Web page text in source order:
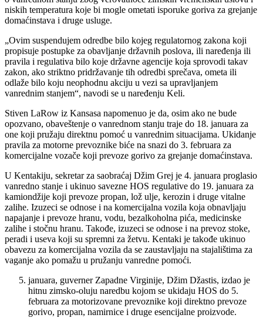
niskih temperatura koje bi mogle ometati isporuke goriva za grejanje
domaćinstava i druge usluge.
„Ovim suspendujem odredbe bilo kojeg regulatornog zakona koji
propisuje postupke za obavljanje državnih poslova, ili naređenja ili
pravila i regulativa bilo koje državne agencije koja sprovodi takav
zakon, ako striktno pridržavanje tih odredbi sprečava, ometa ili
odlaže bilo koju neophodnu akciju u vezi sa upravljanjem
vanrednim stanjem“, navodi se u naređenju Keli.
Stiven LaRow iz Kansasa napomenuo je da, osim ako ne bude
opozvano, obaveštenje o vanrednom stanju traje do 18. januara za
one koji pružaju direktnu pomoć u vanrednim situacijama. Ukidanje
pravila za motorne prevoznike biće na snazi do 3. februara za
komercijalne vozače koji prevoze gorivo za grejanje domaćinstava.
U Kentakiju, sekretar za saobraćaj Džim Grej je 4. januara proglasio
vanredno stanje i ukinuo savezne HOS regulative do 19. januara za
kamiondžije koji prevoze propan, lož ulje, kerozin i druge vitalne
zalihe. Izuzeci se odnose i na komercijalna vozila koja obnavljaju
napajanje i prevoze hranu, vodu, bezalkoholna pića, medicinske
zalihe i stočnu hranu. Takođe, izuzeci se odnose i na prevoz stoke,
peradi i useva koji su spremni za žetvu. Kentaki je takođe ukinuo
obavezu za komercijalna vozila da se zaustavljaju na stajalištima za
vaganje ako pomažu u pružanju vanredne pomoći.
januara, guverner Zapadne Virginije, Džim Džastis, izdao je
hitnu zimsko-oluju naredbu kojom se ukidaju HOS do 5.
februara za motorizovane prevoznike koji direktno prevoze
gorivo, propan, namirnice i druge esencijalne proizvode.